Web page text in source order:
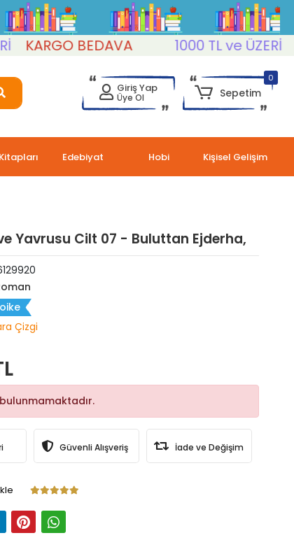
BEDAVA 1000 TL ve ÜZERİ
Giriş Yap
Üye Ol
0
Sepetim
Edebiyat Hobi Kişisel Gelişim
Yavrusu Cilt 07 - Buluttan Ejderha,
Çizgi
Güvenli Alışveriş İade ve Değişim